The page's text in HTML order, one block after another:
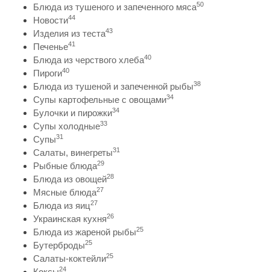
Блюда из тушеного и запеченного мяса50
Новости44
Изделия из теста43
Печенье41
Блюда из черствого хлеба40
Пироги40
Блюда из тушеной и запеченной рыбы38
Супы картофельные с овощами34
Булочки и пирожки34
Супы холодные33
Супы31
Салаты, винегреты31
Рыбные блюда29
Блюда из овощей28
Мясные блюда27
Блюда из яиц27
Украинская кухня26
Блюда из жареной рыбы25
Бутерброды25
Салаты-коктейли25
24